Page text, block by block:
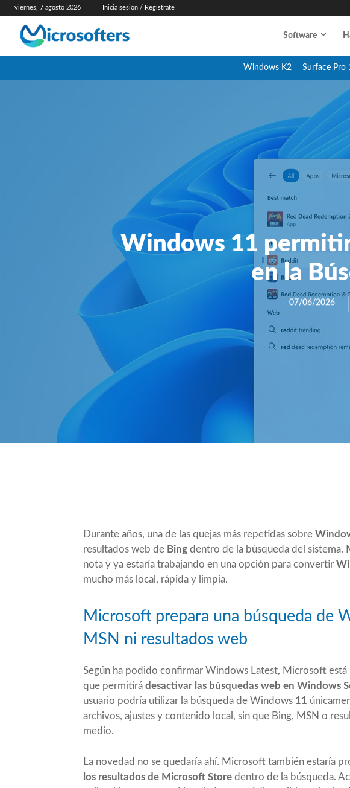
viernes, 7 agosto 2026 Inicia sesión / Regístrate
Software
Windows K2 Surface Pro
Windows 11
en la
07/06/2026
Durante años, una de las quejas más repetidas sobre
resultados web de Bing dentro de la búsqueda del
nota y ya estaría trabajando en una opción para convertir
mucho más local, rápida y limpia.
Microsoft prepara una búsqueda de
MSN ni resultados web
Según ha podido confirmar Windows Latest, Microsoft
que permitirá desactivar las búsquedas web en Windows
usuario podría utilizar la búsqueda de Windows 11
archivos, ajustes y contenido local, sin que Bing, MSN o
medio.
La novedad no se quedaría ahí. Microsoft también estaría
los resultados de Microsoft Store dentro de la búsqueda.